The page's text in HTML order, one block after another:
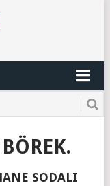
SODALI